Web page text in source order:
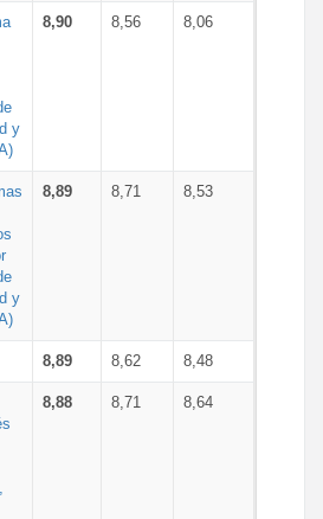
y
8,90 8,56 8,06
y
8,89 8,71 8,53
8,89 8,62 8,48
8,88 8,71 8,64